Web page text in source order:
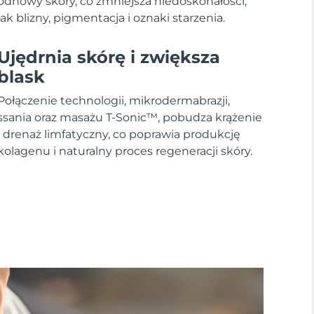
blizny, pigmentacja i oznaki starzenia.
skórę i zwiększa
technologii, mikrodermabrazji,
oraz masażu T-Sonic™, pobudza krążenie
drenaż limfatyczny, co poprawia produkcję
i naturalny proces regeneracji skóry.